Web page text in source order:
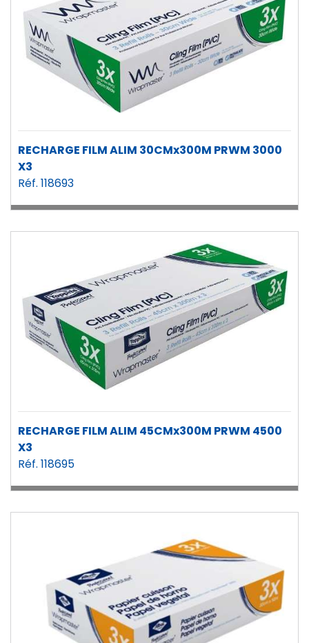
RECHARGE FILM ALIM 30CMx300M PRWM 3000
X3
Réf. 118693
RECHARGE FILM ALIM 45CMx300M PRWM 4500
X3
Réf. 118695